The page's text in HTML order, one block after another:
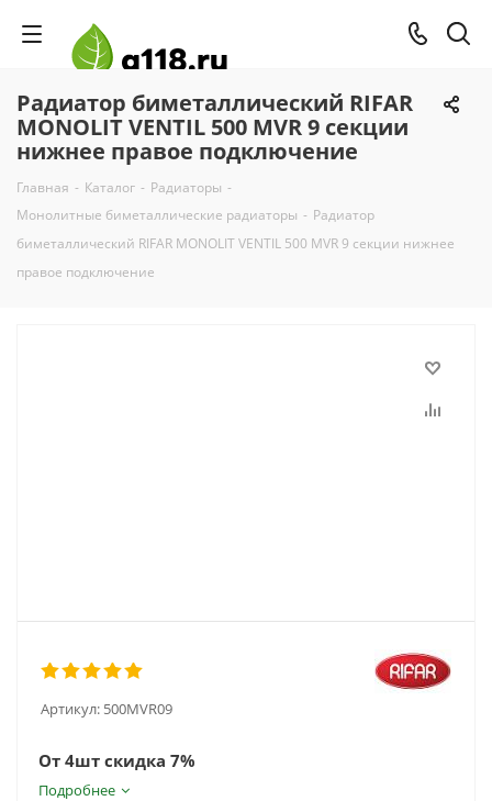
Радиатор биметаллический RIFAR
MONOLIT VENTIL 500 MVR 9 секции
нижнее правое подключение
Главная - Каталог - Радиаторы -
Монолитные биметаллические радиаторы - Радиатор
биметаллический RIFAR MONOLIT VENTIL 500 MVR 9 секции нижнее
правое подключение
Артикул: 500MVR09
От 4шт скидка 7%
Подробнее